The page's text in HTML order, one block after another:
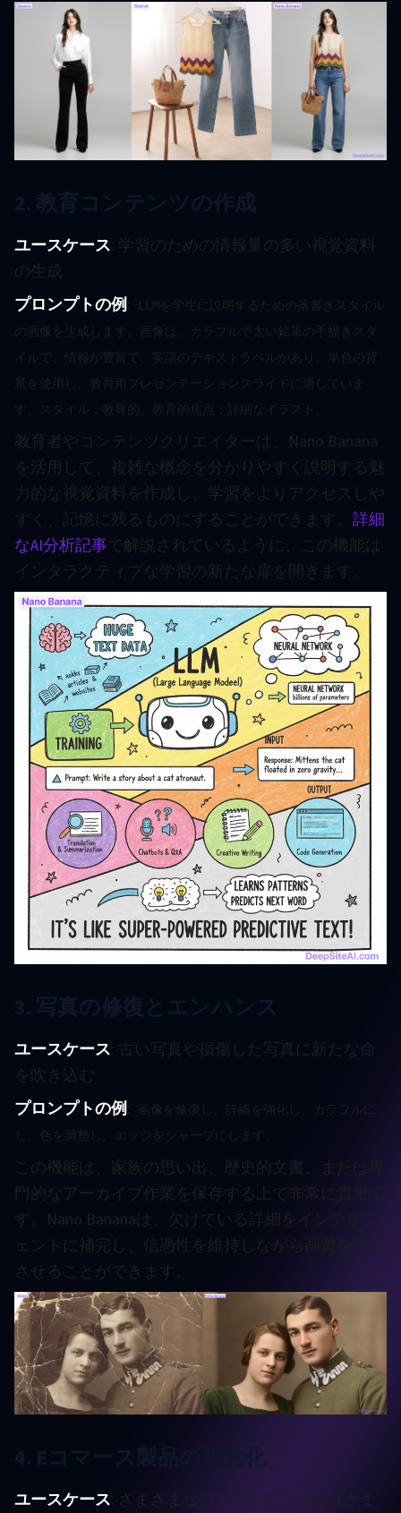
2. 教育コンテンツの作成
ユースケース: 学習のための情報量の多い視覚資料
の生成
プロンプトの例:
LLMを学生に説明するための落書きスタイル
の画像を生成します。画像は、カラフルで太い鉛筆の手描きスタ
イルで、情報が豊富で、英語のテキストラベルがあり、単色の背
景を使用し、教育用プレゼンテーションスライドに適していま
す。スタイル：教育的。教育的焦点：詳細なイラスト。
教育者やコンテンツクリエイターは、Nano Banana
を活用して、複雑な概念を分かりやすく説明する魅
力的な視覚資料を作成し、学習をよりアクセスしや
すく、記憶に残るものにすることができます。 詳細
なAI分析記事で解説されているように、この機能は
インタラクティブな学習の新たな扉を開きます。
3. 写真の修復とエンハンス
ユースケース: 古い写真や損傷した写真に新たな命
を吹き込む
プロンプトの例:
画像を修復し、詳細を強化し、カラフルに
し、色を調整し、エッジをシャープにします。
この機能は、家族の思い出、歴史的文書、または専
門的なアーカイブ作業を保存する上で非常に貴重で
す。Nano Bananaは、欠けている詳細をインテリジ
ェントに補完し、信憑性を維持しながら画質を向上
させることができます。
4. Eコマース製品の視覚化
ユースケース : さまざまなコンテキストまたはさま